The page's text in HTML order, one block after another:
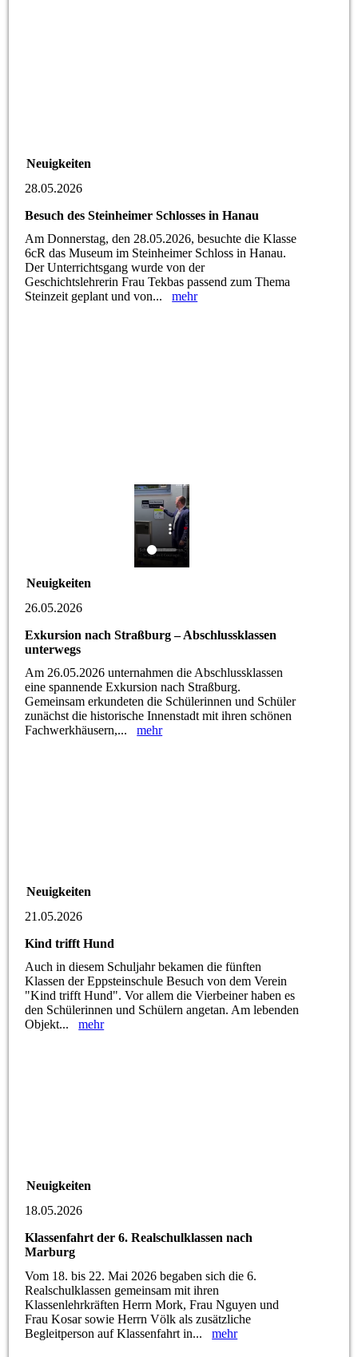
Neuigkeiten
28.05.2026
Besuch des Steinheimer Schlosses in Hanau
Am Donnerstag, den 28.05.2026, besuchte die Klasse
6cR das Museum im Steinheimer Schloss in Hanau.
Der Unterrichtsgang wurde von der
Geschichtslehrerin Frau Tekbas passend zum Thema
Steinzeit geplant und von...mehr
Neuigkeiten
26.05.2026
Exkursion nach Straßburg – Abschlussklassen
unterwegs
Am 26.05.2026 unternahmen die Abschlussklassen
eine spannende Exkursion nach Straßburg.
Gemeinsam erkundeten die Schülerinnen und Schüler
zunächst die historische Innenstadt mit ihren schönen
Fachwerkhäusern,...mehr
Neuigkeiten
21.05.2026
Kind trifft Hund
Auch in diesem Schuljahr bekamen die fünften
Klassen der Eppsteinschule Besuch von dem Verein
"Kind trifft Hund". Vor allem die Vierbeiner haben es
den Schülerinnen und Schülern angetan. Am lebenden
Objekt...mehr
Neuigkeiten
18.05.2026
Klassenfahrt der 6. Realschulklassen nach
Marburg
Vom 18. bis 22. Mai 2026 begaben sich die 6.
Realschulklassen gemeinsam mit ihren
Klassenlehrkräften Herrn Mork, Frau Nguyen und
Frau Kosar sowie Herrn Völk als zusätzliche
Begleitperson auf Klassenfahrt in...mehr